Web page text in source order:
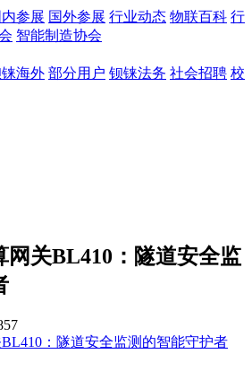
内参展 国外参展 行业动态 物联百科 行
智能制造协会
海外 部分用户 钡铼法务 社会招聘 校
网关BL410：隧道安全监